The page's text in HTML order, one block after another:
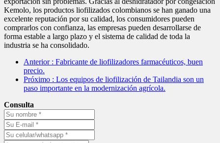
Kemolo, los productos liofilizados colombianos se han ganado una
excelente reputación por su calidad, los consumidores pueden
comprarlos con confianza, las empresas pueden desarrollarse de
forma estable a largo plazo y el sistema de calidad de toda la
industria se ha consolidado.
Anterior : Fabricante de liofilizadores farmacéuticos, buen
precio.
Próximo : Los equipos de liofilización de Tailandia son un
paso importante en la modernización agrícola.
Consulta